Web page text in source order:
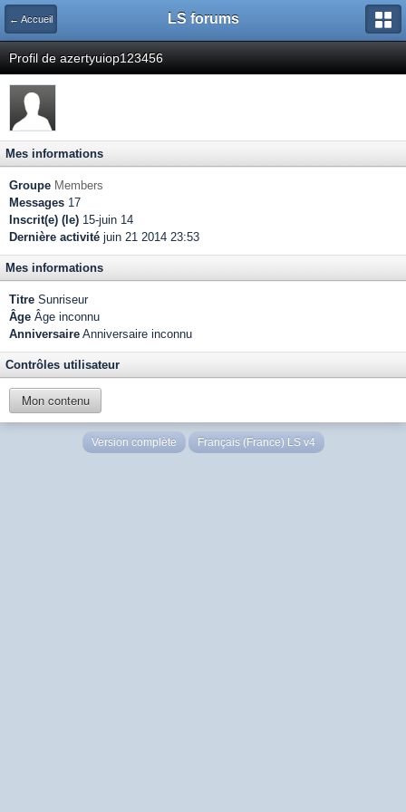
← Accueil LS forums
Profil de azertyuiop123456
Mes informations
Groupe Members
Messages 17
Inscrit(e) (le) 15-juin 14
Dernière activité juin 21 2014 23:53
Mes informations
Titre Sunriseur
Âge Âge inconnu
Anniversaire Anniversaire inconnu
Contrôles utilisateur
Mon contenu
Version complète Français (France) LS v4